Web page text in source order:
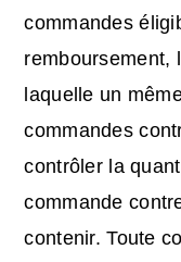
commandes
remboursement,
laquelle un
commandes
contrôler la
commande
contenir. Toute